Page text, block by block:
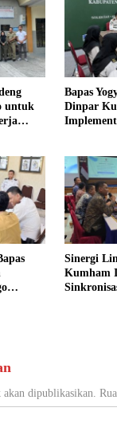
untuk
Bapas
Dinpar
Sinergi
Kumham
dipublikasikan.